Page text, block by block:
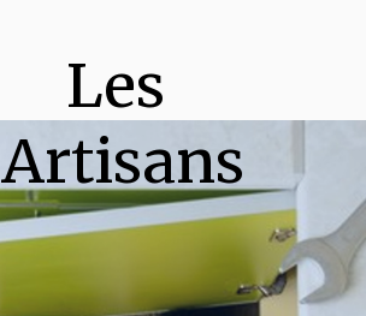
Les
Artisans